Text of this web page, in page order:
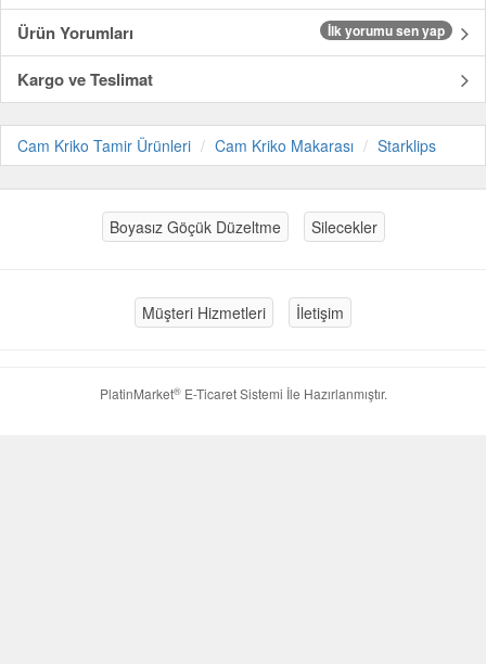
Ürün Yorumları
İlk yorumu sen yap
Kargo ve Teslimat
Cam Kriko Tamir Ürünleri Cam Kriko Makarası Starklips
Boyasız Göçük Düzeltme Silecekler
Müşteri Hizmetleri İletişim
PlatinMarket®E-Ticaret Sistemi İle Hazırlanmıştır.